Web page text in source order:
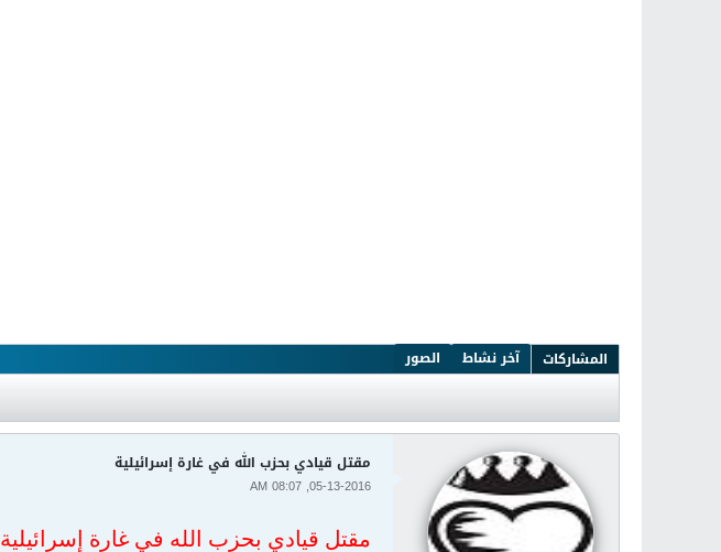
المشاركات آخر نشاط الصور
مقتل قيادي بحزب الله في غارة إسرائيلية
05-13-2016, 08:07 AM
مقتل قيادي بحزب الله في غارة إسرائيلية